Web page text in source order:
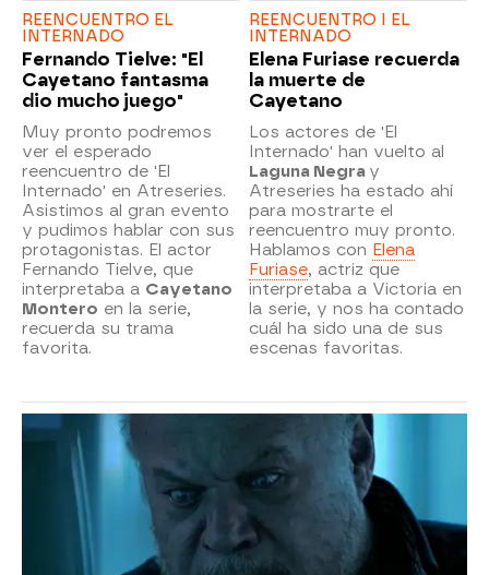
REENCUENTRO EL
INTERNADO
Fernando Tielve: "El
Cayetano fantasma
dio mucho juego"
Muy pronto podremos
ver el esperado
reencuentro de 'El
Internado' en Atreseries.
Asistimos al gran evento
y pudimos hablar con sus
protagonistas. El actor
Fernando Tielve, que
interpretaba a Cayetano
Montero en la serie,
recuerda su trama
favorita.
REENCUENTRO I EL
INTERNADO
Elena Furiase recuerda
la muerte de
Cayetano
Los actores de 'El
Internado' han vuelto al
Laguna Negra y
Atreseries ha estado ahí
para mostrarte el
reencuentro muy pronto.
Hablamos con Elena
Furiase, actriz que
interpretaba a Victoria en
la serie, y nos ha contado
cuál ha sido una de sus
escenas favoritas.